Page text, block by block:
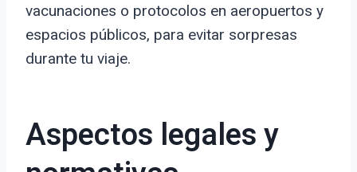
vacunaciones o protocolos en aeropuertos y
espacios públicos, para evitar sorpresas
durante tu viaje.
Aspectos legales y